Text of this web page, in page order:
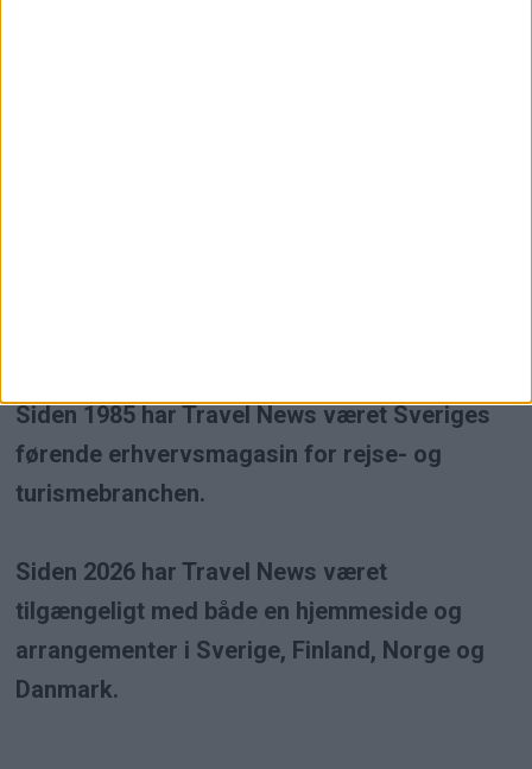
Siden 1985 har Travel News været Sveriges
førende erhvervsmagasin for rejse- og
turismebranchen.
Siden 2026 har Travel News været
tilgængeligt med både en hjemmeside og
arrangementer i Sverige, Finland, Norge og
Danmark.